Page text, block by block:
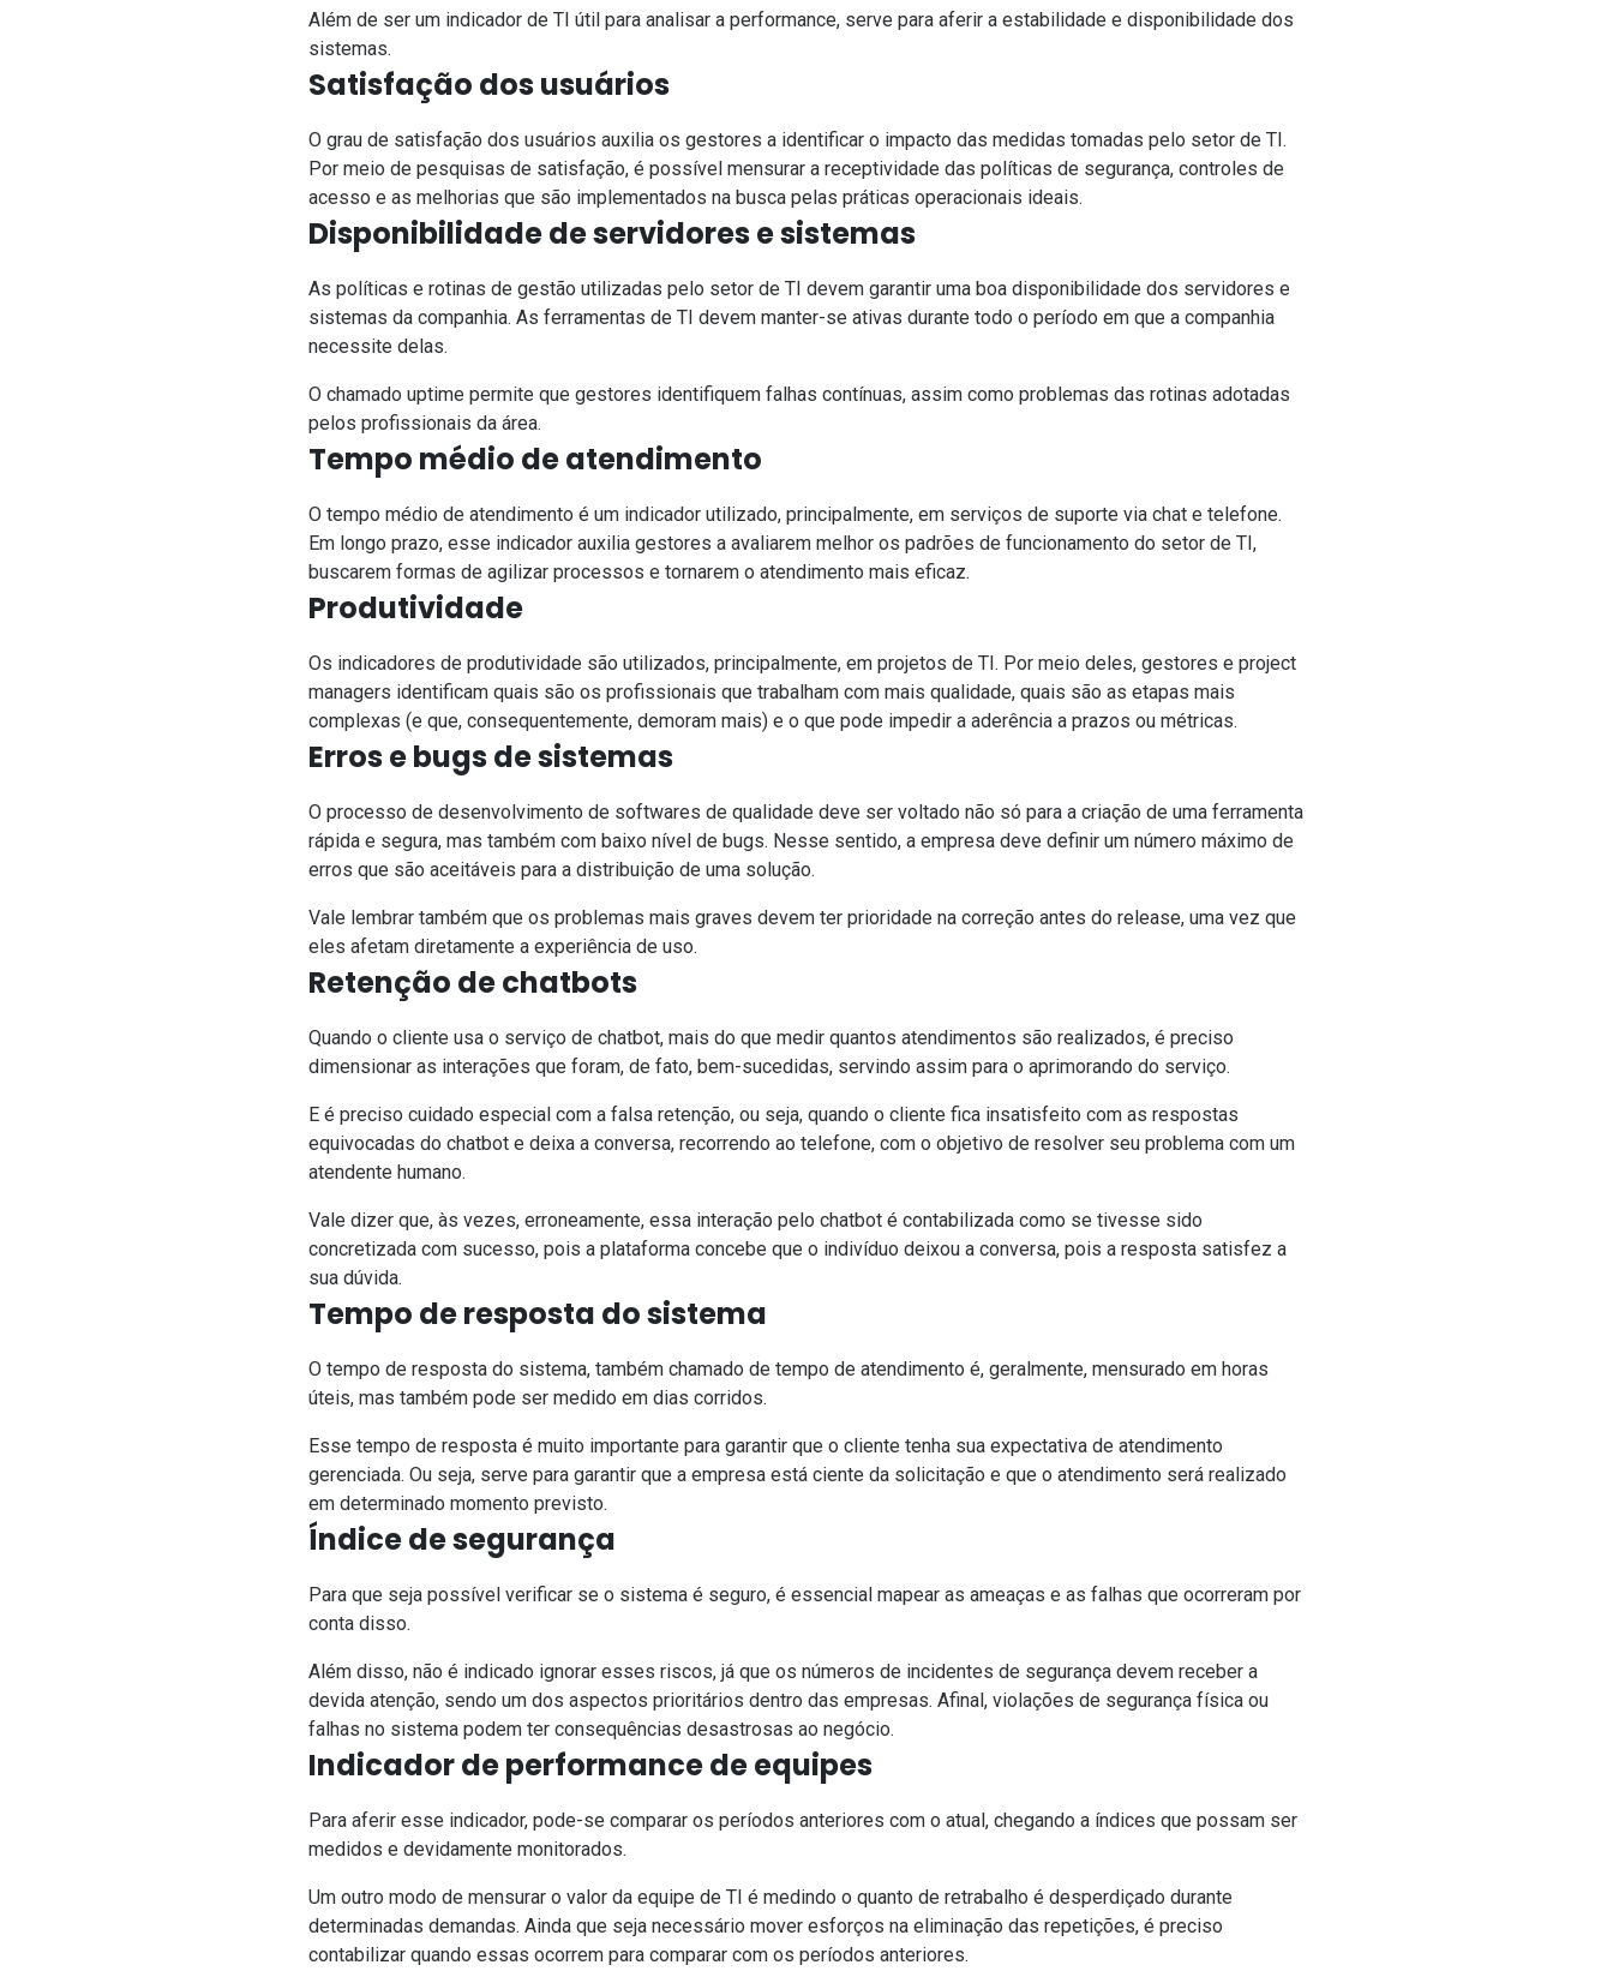
Além de ser um indicador de TI útil para analisar a performance, serve para aferir a estabilidade e disponibilidade dos
sistemas.
Satisfação dos usuários
O grau de satisfação dos usuários auxilia os gestores a identificar o impacto das medidas tomadas pelo setor de TI.
Por meio depesquisas de satisfação, é possível mensurar a receptividade das políticas de segurança, controles de
acesso e as melhorias que são implementados na busca pelas práticas operacionais ideais.
Disponibilidade de servidores e sistemas
As políticas e rotinas de gestão utilizadas pelo setor de TI devem garantir uma boa disponibilidade dos servidores e
sistemas da companhia. As ferramentas de TI devem manter-se ativas durante todo o período em que a companhia
necessite delas.
O chamado uptime permite que gestores identifiquem falhas contínuas, assim como problemas das rotinas adotadas
pelos profissionais da área.
Tempo médio de atendimento
O tempo médio de atendimento é um indicador utilizado, principalmente, em serviços de suporte via chat e telefone.
Em longo prazo, esse indicador auxilia gestores a avaliarem melhor os padrões de funcionamento do setor de TI,
buscarem formas de agilizar processos e tornarem o atendimento mais eficaz.
Produtividade
Os indicadores de produtividade são utilizados, principalmente, em projetos de TI. Por meio deles, gestores e project
managers identificam quais são os profissionais que trabalham com mais qualidade, quais são as etapas mais
complexas (e que, consequentemente, demoram mais) e o que pode impedir a aderência a prazos ou métricas.
Erros e bugs de sistemas
O processo de desenvolvimento de softwares de qualidade deve ser voltado não só para a criação de uma ferramenta
rápida e segura, mas também com baixo nível de bugs. Nesse sentido, a empresa deve definir um número máximo de
erros que são aceitáveis para a distribuição de uma solução.
Vale lembrar também que os problemas mais graves devem ter prioridade na correção antes do release, uma vez que
eles afetam diretamente aexperiência de uso.
Retenção de chatbots
Quando o cliente usa o serviço de chatbot, mais do que medir quantosatendimentos são realizados, é preciso
dimensionar as interações que foram, de fato, bem-sucedidas, servindo assim para o aprimorando do serviço.
E é preciso cuidado especial com a falsa retenção, ou seja, quando o cliente fica insatisfeito com as respostas
equivocadas do chatbot e deixa a conversa, recorrendo ao telefone, com o objetivo de resolver seu problema com um
atendente humano.
Vale dizer que, às vezes, erroneamente, essa interação pelo chatbot é contabilizada como se tivesse sido
concretizada com sucesso, pois a plataforma concebe que o indivíduo deixou a conversa, pois a resposta satisfez a
sua dúvida.
Tempo de resposta do sistema
O tempo de resposta do sistema, também chamado de tempo de atendimento é, geralmente, mensurado em horas
úteis, mas também pode ser medido em dias corridos.
Esse tempo de resposta é muito importante para garantir que o cliente tenha sua expectativa de atendimento
gerenciada. Ou seja, serve para garantir que a empresa está ciente da solicitação e que o atendimento será realizado
em determinado momento previsto.
Índice de segurança
Para que seja possível verificar se o sistema é seguro, é essencial mapear as ameaças e as falhas que ocorreram por
conta disso.
Além disso, não é indicado ignorar esses riscos, já que os números de incidentes de segurança devem receber a
devida atenção, sendo um dos aspectos prioritários dentro das empresas. Afinal, violações de segurança física ou
falhas no sistema podem ter consequências desastrosas ao negócio.
Indicador de performance de equipes
Para aferir esse indicador, pode-se comparar os períodos anteriores com o atual, chegando a índices que possam ser
medidos e devidamente monitorados.
Um outro modo de mensurar o valor da equipe de TI é medindo o quanto de retrabalho é desperdiçado durante
determinadas demandas. Ainda que seja necessário mover esforços na eliminação das repetições, é preciso
contabilizar quando essas ocorrem para comparar com os períodos anteriores.